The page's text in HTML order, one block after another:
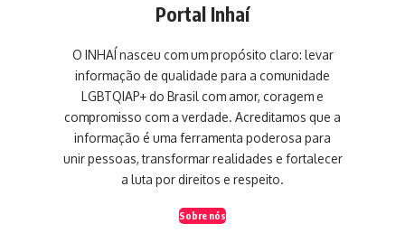
Portal Inhaí
O INHAÍ nasceu com um propósito claro: levar
informação de qualidade para a comunidade
LGBTQIAP+ do Brasil com amor, coragem e
compromisso com a verdade. Acreditamos que a
informação é uma ferramenta poderosa para
unir pessoas, transformar realidades e fortalecer
a luta por direitos e respeito.
Sobre nós